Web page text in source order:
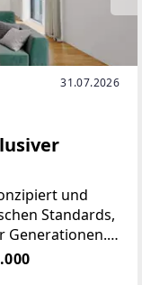
31.07.2026
Lage
und
Standards,
Generationen.
ausgeführtes
2025